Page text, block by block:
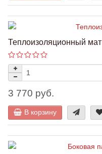
Теплоизоляционный мат
3 770 руб.
В корзину